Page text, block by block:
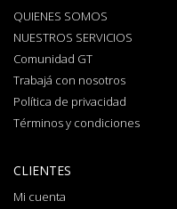
QUIENES SOMOS
NUESTROS SERVICIOS
Comunidad GT
Trabajá con nosotros
Política de privacidad
Términos y condiciones
CLIENTES
Mi cuenta